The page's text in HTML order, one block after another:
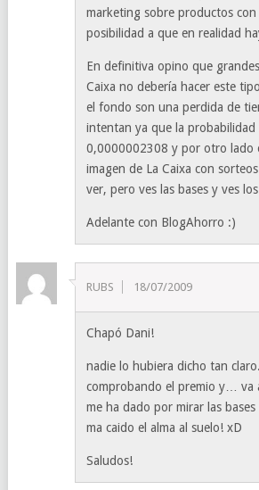
marketing sobre productos con
posibilidad a que en realidad
En definitiva opino que
Caixa no debería hacer este
el fondo son una perdida de
intentan ya que la probabilidad
0,0000002308 y por otro lado
imagen de La Caixa con
ver, pero ves las bases y ves
Adelante con BlogAhorro :)
RUBS 18/07/2009
Chapó Dani!
nadie lo hubiera dicho tan
comprobando el premio y… va
me ha dado por mirar las
ma caido el alma al suelo! xD
Saludos!